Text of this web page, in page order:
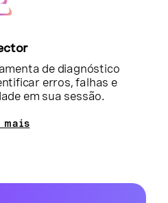
de diagnóstico
erros, falhas e
em sua sessão.
mais